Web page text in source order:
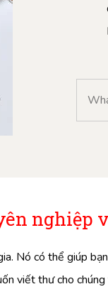
nghiệp
Nó có thể giúp
viết thư cho